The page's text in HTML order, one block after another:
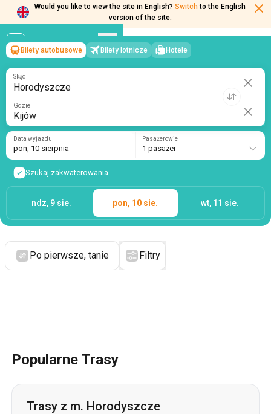
Would you like to view the site in English? Switch to the English
version of the site.
Horodyszcze→ Kijów
pon, 10 sierpnia/1 pasażer
Bilety autobusowe Bilety lotnicze Hotele
Skąd
Gdzie
Data wyjazdu
pon, 10 sierpnia
Pasażerowie
1 pasażer
Szukaj zakwaterowania
ndz, 9 sie. pon, 10 sie. wt, 11 sie.
Po pierwsze, tanie Filtry
Popularne Trasy
Trasy z m. Horodyszcze